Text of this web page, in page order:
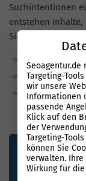
Suchintentionen
entstehen Inhalte,
Sichtbarkeit
Garantierte
Bis zu 80 %
Für KI-
Tiefe, klare
Seoagentur.de
Targeting-
wir unsere
Informationen
passende
Klick auf den
der
Targeting-
können Sie
verwalten.
Wirkung für